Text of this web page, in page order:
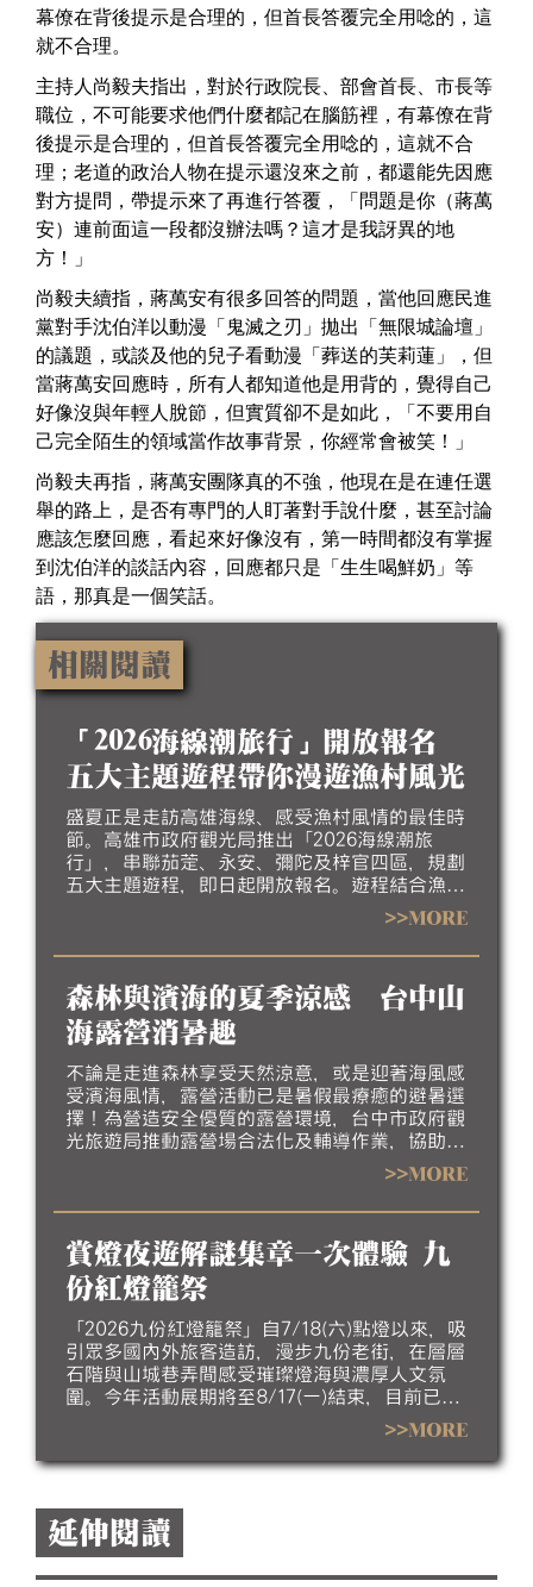
幕僚在背後提示是合理的，但首長答覆完全用唸的，這
就不合理。
主持人尚毅夫指出，對於行政院長、部會首長、市長等
職位，不可能要求他們什麼都記在腦筋裡，有幕僚在背
後提示是合理的，但首長答覆完全用唸的，這就不合
理；老道的政治人物在提示還沒來之前，都還能先因應
對方提問，帶提示來了再進行答覆，「問題是你（蔣萬
安）連前面這一段都沒辦法嗎？這才是我訝異的地
方！」
尚毅夫續指，蔣萬安有很多回答的問題，當他回應民進
黨對手沈伯洋以動漫「鬼滅之刃」拋出「無限城論壇」
的議題，或談及他的兒子看動漫「葬送的芙莉蓮」，但
當蔣萬安回應時，所有人都知道他是用背的，覺得自己
好像沒與年輕人脫節，但實質卻不是如此，「不要用自
己完全陌生的領域當作故事背景，你經常會被笑！」
尚毅夫再指，蔣萬安團隊真的不強，他現在是在連任選
舉的路上，是否有專門的人盯著對手說什麼，甚至討論
應該怎麼回應，看起來好像沒有，第一時間都沒有掌握
到沈伯洋的談話內容，回應都只是「生生喝鮮奶」等
語，那真是一個笑話。
相關閱讀
「2026海線潮旅行」開放報名
五大主題遊程帶你漫遊漁村風光
盛夏正是走訪高雄海線、感受漁村風情的最佳時
節。高雄市政府觀光局推出「2026海線潮旅
行」，串聯茄萣、永安、彌陀及梓官四區，規劃
五大主題遊程，即日起開放報名。遊程結合漁村
聚落、生態景觀、地方工藝、特色美食及互動體
驗，帶領民眾深入探索北高雄海線豐富的自然生
態、人文底蘊與漁村產業特色，歡迎大家相約來
受最道地的漁村魅力。
>>MORE
森林與濱海的夏季涼感 台中山
海露營消暑趣
不論是走進森林享受天然涼意，或是迎著海風感
受濱海風情，露營活動已是暑假最療癒的避暑選
擇！為營造安全優質的露營環境，台中市政府觀
光旅遊局推動露營場合法化及輔導作業，協助業
者完善場地設施、強化安全管理並提升服務品
質，邀請民眾今夏走進台中，體驗山海露營的悠
閒與美好。
>>MORE
賞燈夜遊解謎集章一次體驗 九
份紅燈籠祭
「2026九份紅燈籠祭」自7/18(六)點燈以來，吸
引眾多國內外旅客造訪，漫步九份老街，在層層
石階與山城巷弄間感受璀璨燈海與濃厚人文氛
圍。今年活動展期將至8/17(一)結束，目前已進
入倒數階段，誠摯邀請民眾把握暑假最後時光，
走訪九份欣賞夜間燈飾，感受山城夏夜的獨特魅
力。
>>MORE
延伸閱讀